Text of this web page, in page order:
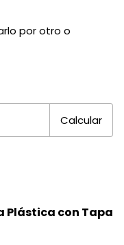
por otro o
Calcular
Plástica con Tapa